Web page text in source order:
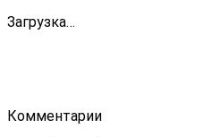
Загрузка…
Комментарии